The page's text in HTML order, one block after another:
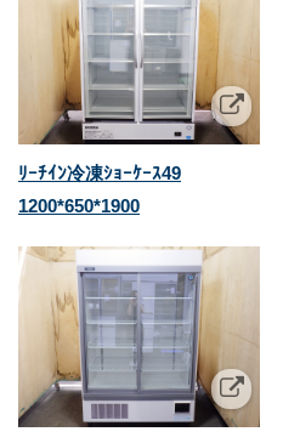
ﾘｰﾁｲﾝ冷凍ｼｮｰｹｰｽ49
1200*650*1900